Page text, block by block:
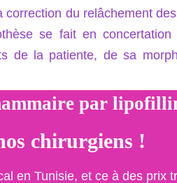
du relâchement
se fait en
de la patiente, de sa
par
chirurgiens !
en Tunisie, et ce à des prix